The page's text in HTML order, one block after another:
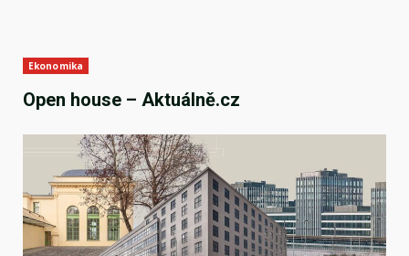
Ekonomika
Open house – Aktuálně.cz